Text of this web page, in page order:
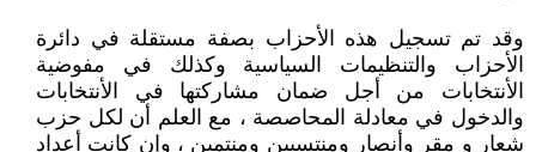
وقد تم تسجيل هذه الأحزاب بصفة مستقلة في دائرة
الأحزاب والتنظيمات السياسية وكذلك في مفوضية
الأنتخابات من أجل ضمان مشاركتها في الأنتخابات
والدخول في معادلة المحاصصة ، مع العلم أن لكل حزب
شعار و مقر وأنصار ومنتسبين ومنتمين ، وإن كانت أعداد